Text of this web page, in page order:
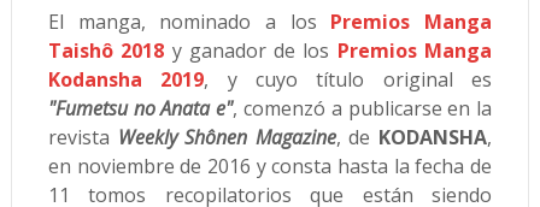
El manga, nominado a los Premios Manga
Taishô 2018 y ganador de los Premios Manga
Kodansha 2019, y cuyo título original es
"Fumetsu no Anata e", comenzó a publicarse en la
revista Weekly Shônen Magazine, de KODANSHA,
en noviembre de 2016 y consta hasta la fecha de
11 tomos recopilatorios que están siendo